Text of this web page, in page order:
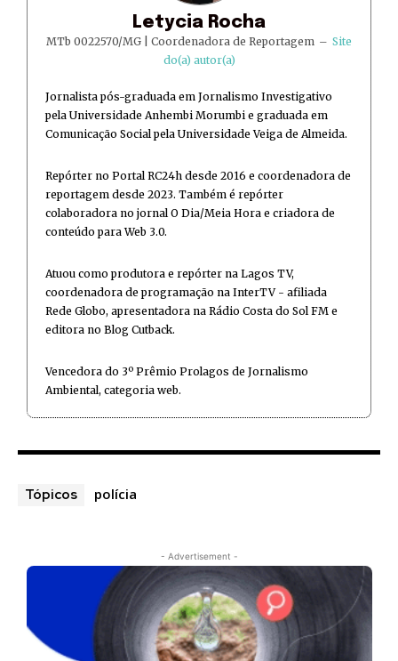
Letycia Rocha
MTb 0022570/MG | Coordenadora de Reportagem – Site
do(a) autor(a)
Jornalista pós-graduada em Jornalismo Investigativo
pela Universidade Anhembi Morumbi e graduada em
Comunicação Social pela Universidade Veiga de Almeida.
Repórter no Portal RC24h desde 2016 e coordenadora de
reportagem desde 2023. Também é repórter
colaboradora no jornal O Dia/Meia Hora e criadora de
conteúdo para Web 3.0.
Atuou como produtora e repórter na Lagos TV,
coordenadora de programação na InterTV - afiliada
Rede Globo, apresentadora na Rádio Costa do Sol FM e
editora no Blog Cutback.
Vencedora do 3º Prêmio Prolagos de Jornalismo
Ambiental, categoria web.
Tópicos polícia
- Advertisement -